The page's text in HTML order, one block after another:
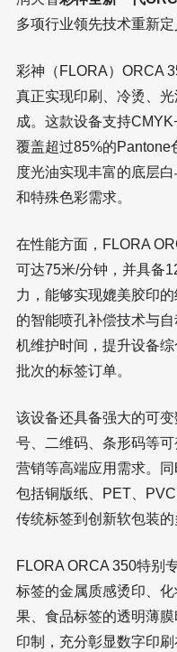
多项行业领先技术重新定
彩神（FLORA）ORCA
真正实现印刷、冷烫、
成。这款设备支持
覆盖超过85%的Pantone
度光油实现丰富的底层
和特殊色彩需求。
在性能方面，FLORA
可达75米/分钟，并具备
力，能够实现媲美胶印
的智能喷孔补偿技术与
机维护时间，提升设备
批次的标签订单。
该设备还具备强大的可
号、二维码、条形码等
营销等高端应用需求。
包括铜版纸、PET、
传统标签到创新软包装的
FLORA ORCA 350特别
标签的金属质感烫印、
果、食品标签的透明薄
印制，充分彰显数字印